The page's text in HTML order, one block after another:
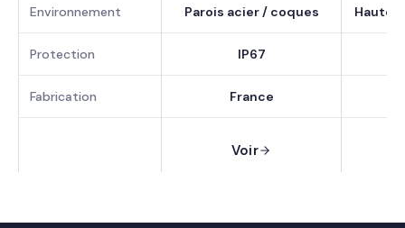
Environnement Parois acier / coques
Protection IP67
Fabrication France
Voir